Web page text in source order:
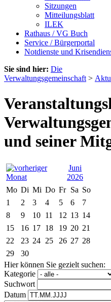
Sitzungen
Mitteilungsblatt
ILEK
Rathaus / VG Buch
Service / Bürgerportal
Notdienste und
Sie sind hier: Die
Verwaltungsgemeinschaft >
und seiner
Juni
2026
Mo Di Mi Do Fr Sa So
1
2 3 4 5 6
7
8
9 10 11 12 13 14
15
16 17 18 19 20 21
22
23 24 25 26 27 28
29
30
Hier können Sie gezielt suchen:
Kategorie
Suchwort
Datum